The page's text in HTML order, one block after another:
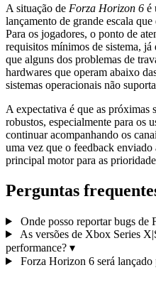
A situação de Forza Horizon 6 é
lançamento de grande escala
Para os jogadores, o ponto de
requisitos mínimos de sistema,
que alguns dos problemas de
hardwares que operam abaixo
sistemas operacionais não
A expectativa é que as próximas
robustos, especialmente para os
continuar acompanhando os
uma vez que o feedback
principal motor para as
Perguntas
Onde posso reportar bugs de
As versões de Xbox Series
performance? ▾
Forza Horizon 6 será lançado